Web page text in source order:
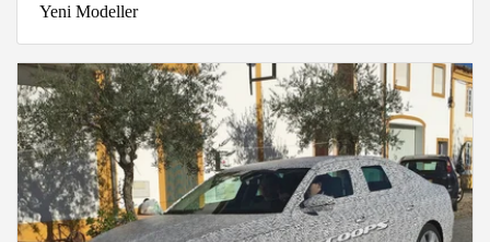
Yeni Modeller